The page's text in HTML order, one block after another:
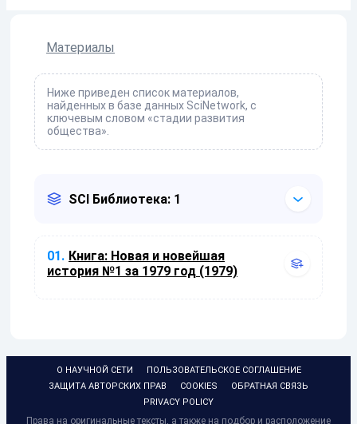
Материалы
Ниже приведен список материалов,
найденных в базе данных SciNetwork, с
ключевым словом «стадии развития
общества».
SCI Библиотека: 1
01. Книга: Новая и новейшая
история №1 за 1979 год (1979)
О НАУЧНОЙ СЕТИ
ПОЛЬЗОВАТЕЛЬСКОЕ СОГЛАШЕНИЕ
ЗАЩИТА АВТОРСКИХ ПРАВ
COOKIES
ОБРАТНАЯ СВЯЗЬ
PRIVACY POLICY
Права на оригинальные тексты, а также на подбор и расположение